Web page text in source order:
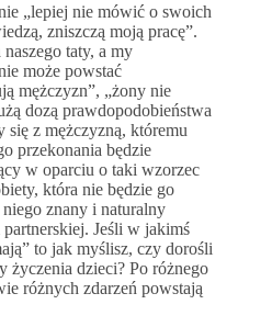
„lepiej nie mówić o swoich
zniszczą moją pracę”.
naszego taty, a my
może powstać
mężczyzn”, „żony nie
dozą prawdopodobieństwa
się z mężczyzną, któremu
przekonania będzie
w oparciu o taki wzorzec
która nie będzie go
niego znany i naturalny
Jeśli w jakimś
to jak myślisz, czy dorośli
życzenia dzieci? Po różnego
różnych zdarzeń powstają